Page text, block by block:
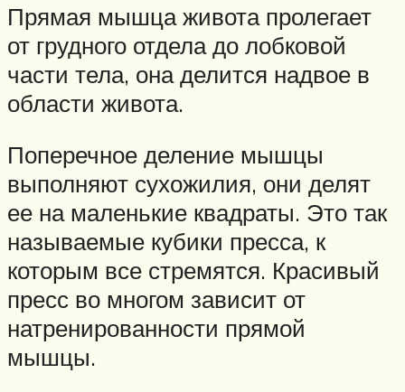
Прямая мышца живота пролегает
от грудного отдела до лобковой
части тела, она делится надвое в
области живота.
Поперечное деление мышцы
выполняют сухожилия, они делят
ее на маленькие квадраты. Это так
называемые кубики пресса, к
которым все стремятся. Красивый
пресс во многом зависит от
натренированности прямой
мышцы.